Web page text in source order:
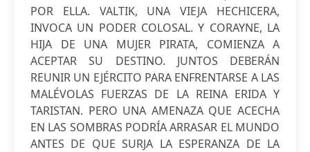
POR ELLA. VALTIK, UNA VIEJA HECHICERA,
INVOCA UN PODER COLOSAL. Y CORAYNE, LA
HIJA DE UNA MUJER PIRATA, COMIENZA A
ACEPTAR SU DESTINO. JUNTOS DEBERÁN
REUNIR UN EJÉRCITO PARA ENFRENTARSE A LAS
MALÉVOLAS FUERZAS DE LA REINA ERIDA Y
TARISTAN. PERO UNA AMENAZA QUE ACECHA
EN LAS SOMBRAS PODRÍA ARRASAR EL MUNDO
ANTES DE QUE SURJA LA ESPERANZA DE LA